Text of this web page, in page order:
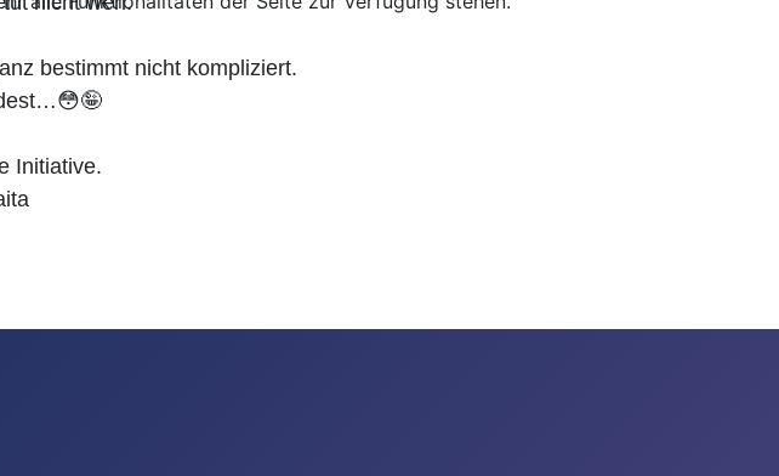
bestimmt nicht kompliziert.
Initiative.